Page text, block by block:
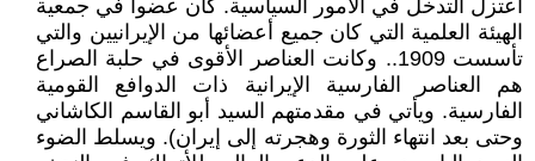
اعتزل التدخل في الأمور السياسية. كان عضواً في جمعية
الهيئة العلمية التي كان جميع أعضائها من الإيرانيين والتي
تأسست 1909.. وكانت العناصر الأقوى في حلبة الصراع
هم العناصر الفارسية الإيرانية ذات الدوافع القومية
الفارسية. ويأتي في مقدمتهم السيد أبو القاسم الكاشاني
وحتى بعد انتهاء الثورة وهجرته إلى إيران). ويسلط الضوء